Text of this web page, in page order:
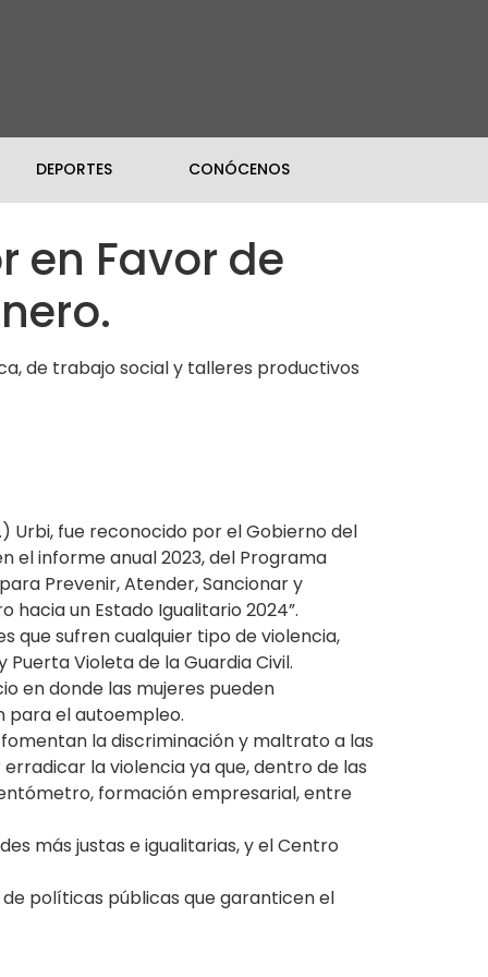
DEPORTES CONÓCENOS
en Favor de
de trabajo social y talleres productivos
Urbi, fue reconocido por el Gobierno del
el informe anual 2023, del Programa
Prevenir, Atender, Sancionar y
hacia un Estado Igualitario 2024”.
que sufren cualquier tipo de violencia,
Violeta de la Guardia Civil.
en donde las mujeres pueden
para el autoempleo.
la discriminación y maltrato a las
la violencia ya que, dentro de las
formación empresarial, entre
más justas e igualitarias, y el Centro
políticas públicas que garanticen el